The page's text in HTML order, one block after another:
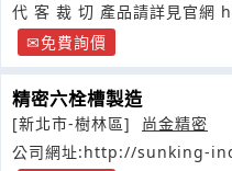
代 客 裁 切 產品請
免費詢價
精密六栓槽製造
[新北市-樹林區]
尚金精密
公司網址:http://sunking-